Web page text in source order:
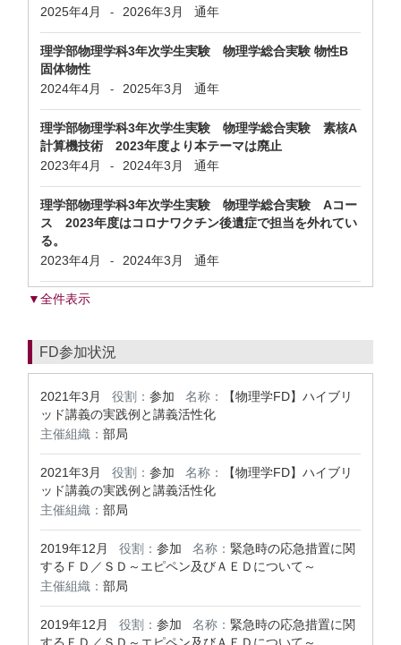
2025年4月
- 2026年3月 通年
理学部物理学科3年次学生実験 物理学総合実験 物性B
固体物性
2024年4月
- 2025年3月 通年
理学部物理学科3年次学生実験 物理学総合実験 素核A
計算機技術 2023年度より本テーマは廃止
2023年4月
- 2024年3月 通年
理学部物理学科3年次学生実験 物理学総合実験 Aコー
ス 2023年度はコロナワクチン後遺症で担当を外れてい
る。
2023年4月
- 2024年3月 通年
▼全件表示
FD参加状況
2021年3月 役割： 参加 名称：
【物理学FD】ハイブリ
ッド講義の実践例と講義活性化
主催組織： 部局
2021年3月 役割： 参加 名称：
【物理学FD】ハイブリ
ッド講義の実践例と講義活性化
主催組織： 部局
2019年12月 役割： 参加 名称： 緊急時の応急措置に関
するＦＤ／ＳＤ～エピペン及びＡＥＤについて～
主催組織： 部局
2019年12月 役割： 参加 名称： 緊急時の応急措置に関